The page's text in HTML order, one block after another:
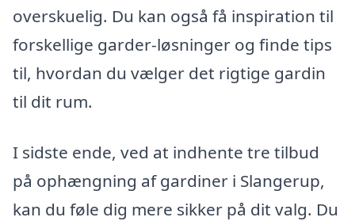
overskuelig. Du kan også få inspiration til
forskellige garder-løsninger og finde tips
til, hvordan du vælger det rigtige gardin
til dit rum.
I sidste ende, ved at indhente tre tilbud
på ophængning af gardiner i Slangerup,
kan du føle dig mere sikker på dit valg. Du